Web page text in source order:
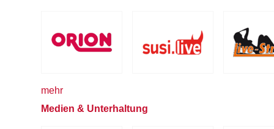
mehr
Medien & Unterhaltung